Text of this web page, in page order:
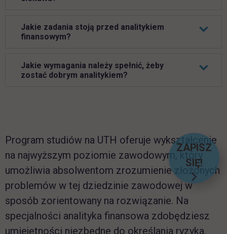
Jakie zadania stoją przed analitykiem
finansowym?
Jakie wymagania należy spełnić, żeby
zostać dobrym analitykiem?
Program studiów na UTH oferuje wykształcenie
na najwyższym poziomie zawodowym, który
umożliwia absolwentom zrozumienie złożonych
problemów w tej dziedzinie zawodowej w
sposób zorientowany na rozwiązanie. Na
specjalności analityka finansowa zdobędziesz
umiejętności niezbędne do określania ryzyka,
ZAPISZ
SIĘ!LINK